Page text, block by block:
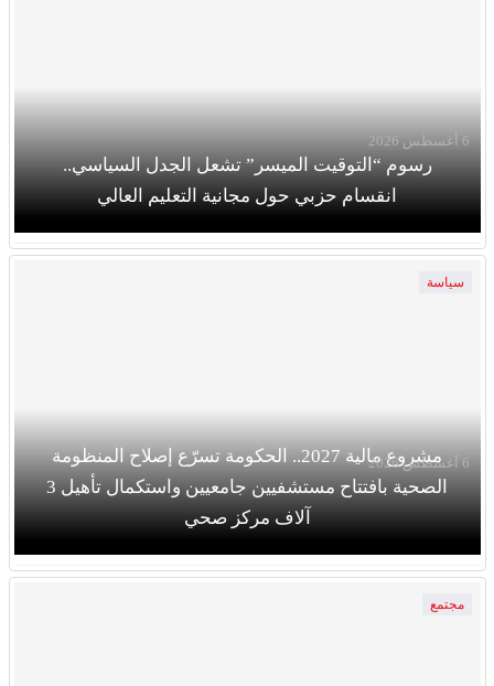
رسوم “التوقيت الميسر” تشعل الجدل السياسي..
انقسام حزبي حول مجانية التعليم العالي
6 أغسطس 2026
سياسة
مشروع مالية 2027.. الحكومة تسرّع إصلاح المنظومة
الصحية بافتتاح مستشفيين جامعيين واستكمال تأهيل 3
آلاف مركز صحي
6 أغسطس 2026
مجتمع